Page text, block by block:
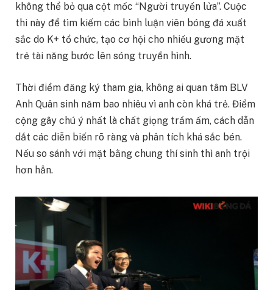
không thể bỏ qua cột mốc “Người truyền lửa”. Cuộc
thi này để tìm kiếm các bình luận viên bóng đá xuất
sắc do K+ tổ chức, tạo cơ hội cho nhiều gương mặt
trẻ tài năng bước lên sóng truyền hình.
Thời điểm đăng ký tham gia, không ai quan tâm BLV
Anh Quân sinh năm bao nhiêu vì anh còn khá trẻ. Điểm
cộng gây chú ý nhất là chất giọng trầm ấm, cách dẫn
dắt các diễn biến rõ ràng và phân tích khá sắc bén.
Nếu so sánh với mặt bằng chung thí sinh thì anh trội
hơn hẳn.